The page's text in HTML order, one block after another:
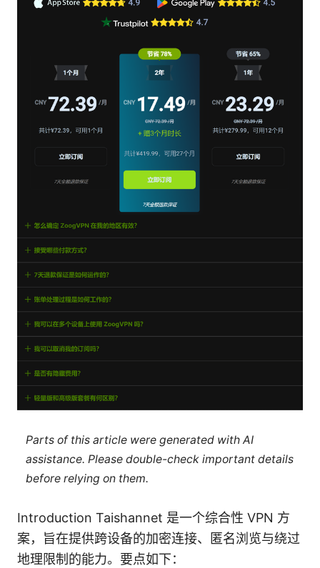
Parts of this article were generated with AI
assistance. Please double-check important details
before relying on them.
Introduction Taishannet 是一个综合性 VPN 方
案，旨在提供跨设备的加密连接、匿名浏览与绕过
地理限制的能力。要点如下：